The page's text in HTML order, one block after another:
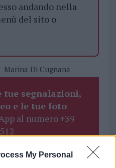
My Personal
andando nella
del sito o
Marina Di Cugnana
tue segnalazioni,
e le tue foto
al numero +39